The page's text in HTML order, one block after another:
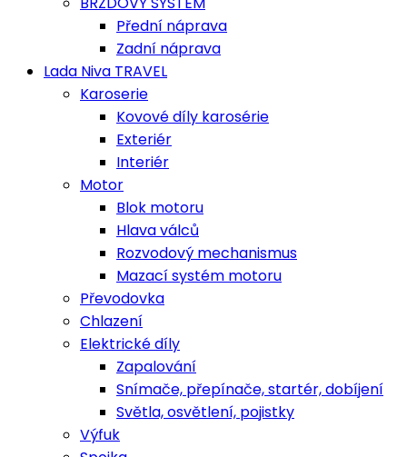
Přední náprava
Zadní náprava
Lada Niva TRAVEL
Karoserie
Kovové díly karosérie
Exteriér
Interiér
Motor
Blok motoru
Hlava válců
Rozvodový mechanismus
Mazací systém motoru
Převodovka
Chlazení
Elektrické díly
Zapalování
Snímače, přepínače, startér, dobíjení
Světla, osvětlení, pojistky
Výfuk